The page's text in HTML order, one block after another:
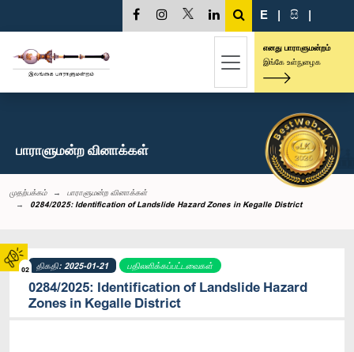
02
E | සි |
எனது பாராளுமன்றம்
இங்கே உள்நுழைக
பாராளுமன்ற வினாக்கள்
முதற்பக்கம்
பாராளுமன்ற வினாக்கள்
0284/2025: Identification of Landslide Hazard Zones in Kegalle District
திகதி: 2025-01-21 பதிலளிக்கப்பட்டவைகள்
0284/2025: Identification of Landslide Hazard
Zones in Kegalle District